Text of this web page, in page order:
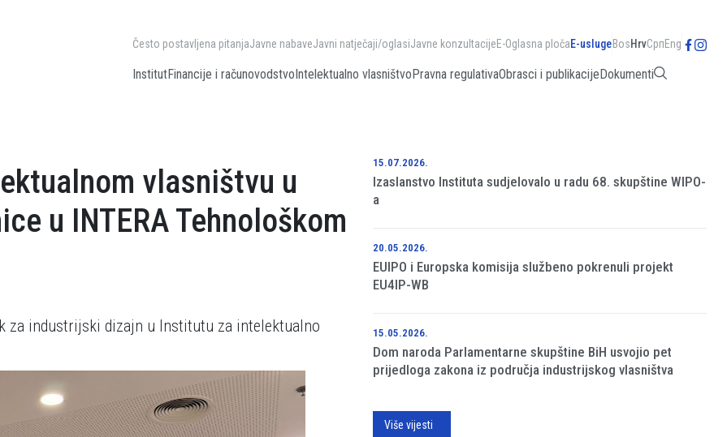
Često postavljena pitanjaJavne nabaveJavni natječaji/oglasiJavne konzultacijeE-Oglasna pločaE-uslugeBosHrvСрпEng
InstitutFinancije i računovodstvoIntelektualno vlasništvoPravna regulativaObrasci i publikacijeDokumenti
vlasništvu u
u INTERA Tehnološkom
za industrijski dizajn u Institutu za intelektualno
15.07.2026.
Izaslanstvo Instituta sudjelovalo u radu 68. skupštine WIPO-
a
20.05.2026.
EUIPO i Europska komisija službeno pokrenuli projekt
EU4IP-WB
15.05.2026.
Dom naroda Parlamentarne skupštine BiH usvojio pet
prijedloga zakona iz područja industrijskog vlasništva
Više vijesti